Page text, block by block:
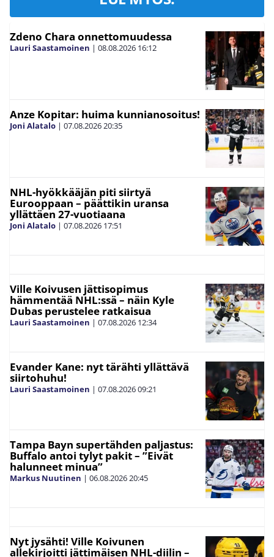
Zdeno Chara onnettomuudessa
Lauri Saastamoinen | 08.08.2026 16:12
Anze Kopitar: huima kunnianosoitus!
Joni Alatalo | 07.08.202620:35
NHL-hyökkääjän piti siirtyä
Eurooppaan – päättikin uransa
yllättäen 27-vuotiaana
Joni Alatalo | 07.08.2026 17:51
Ville Koivusen jättisopimus
hämmentää NHL:ssä – näin Kyle
Dubas perustelee ratkaisua
Lauri Saastamoinen | 07.08.2026 12:34
Evander Kane: nyt tärähti yllättävä
siirtohuhu!
Lauri Saastamoinen | 07.08.202609:21
Tampa Bayn supertähden paljastus:
Buffalo antoi tylyt pakit – ”Eivät
halunneet minua”
Markus Nuutinen | 06.08.202620:45
Nyt jysähti! Ville Koivunen
allekirjoitti jättimäisen NHL-diilin –